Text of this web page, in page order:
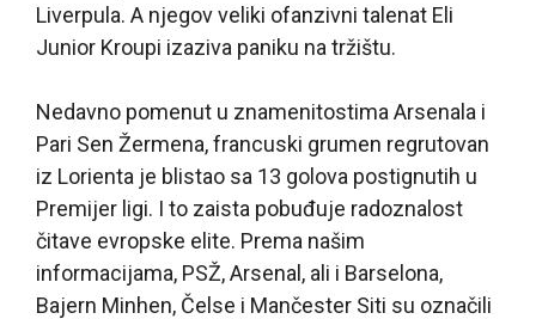
Liverpula. A njegov veliki ofanzivni talenat Eli
Junior Kroupi izaziva paniku na tržištu.
Nedavno pomenut u znamenitostima Arsenala i
Pari Sen Žermena, francuski grumen regrutovan
iz Lorienta je blistao sa 13 golova postignutih u
Premijer ligi. I to zaista pobuđuje radoznalost
čitave evropske elite. Prema našim
informacijama, PSŽ, Arsenal, ali i Barselona,
Bajern Minhen, Čelse i Mančester Siti su označili